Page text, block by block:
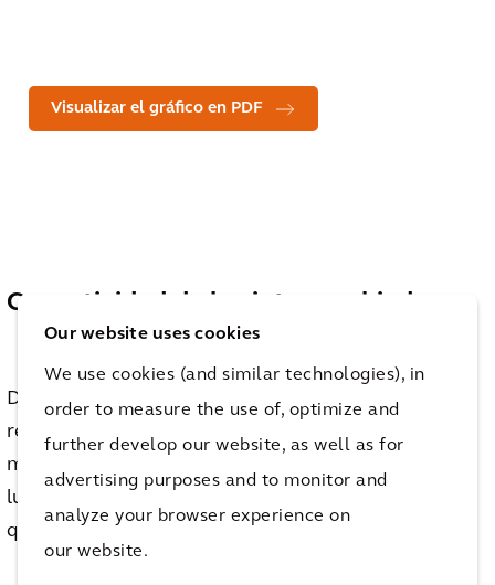
Our website uses cookies
We use cookies (and similar technologies), in
order to measure the use of, optimize and
further develop our website, as well as for
advertising purposes and to monitor and
analyze your browser experience on
our website.
Visualizar el gráfico en PDF
Conectividad de los intercambiadores
Descripción de la calidad del intercambiador en
relación con la variedad y la cantidad de
modalidades de transporte, su proximidad a otros
lugares e instalaciones importantes, y la comodidad
que ofrece al viajero.